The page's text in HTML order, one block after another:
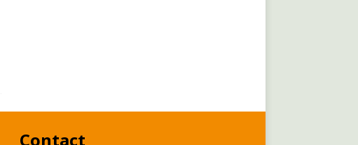
Contact